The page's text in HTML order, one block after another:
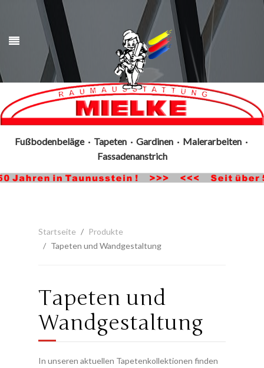
Fußbodenbeläge · Tapeten · Gardinen · Malerarbeiten ·
Fassadenanstrich
Startseite
Produkte
Tapeten und Wandgestaltung
Tapeten und
Wandgestaltung
In unseren aktuellen Tapetenkollektionen finden